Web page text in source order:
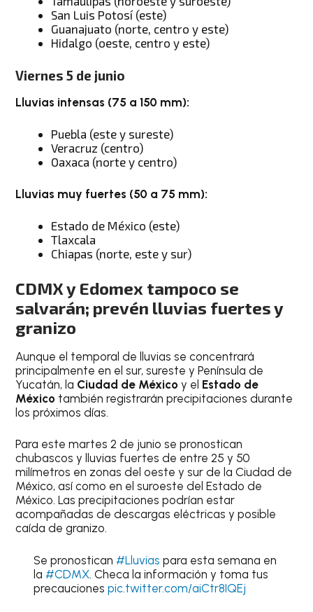
San Luis Potosí (este)
Guanajuato (norte, centro y este)
Hidalgo (oeste, centro y este)
Viernes 5 de junio
Lluvias intensas (75 a 150 mm):
Puebla (este y sureste)
Veracruz (centro)
Oaxaca (norte y centro)
Lluvias muy fuertes (50 a 75 mm):
Estado de México (este)
Tlaxcala
Chiapas (norte, este y sur)
CDMX y Edomex tampoco se
salvarán; prevén lluvias fuertes y
granizo
Aunque el temporal de lluvias se concentrará
principalmente en el sur, sureste y Península de
Yucatán, la Ciudad de Méxicoy el Estado de
México también registrarán precipitaciones durante
los próximos días.
Para este martes 2 de junio se pronostican
chubascos y lluvias fuertes de entre 25 y 50
milímetros en zonas del oeste y sur de la Ciudad de
México, así como en el suroeste del Estado de
México. Las precipitaciones podrían estar
acompañadas de descargas eléctricas y posible
caída de granizo.
Se pronostican #Lluvias para esta semana en
la #CDMX. Checa la información y toma tus
precauciones pic.twitter.com/aiCtr8IQEj